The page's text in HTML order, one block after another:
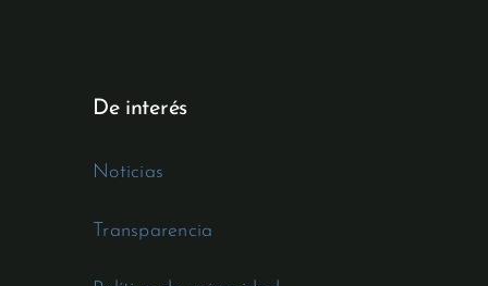
De interés
Noticias
Transparencia